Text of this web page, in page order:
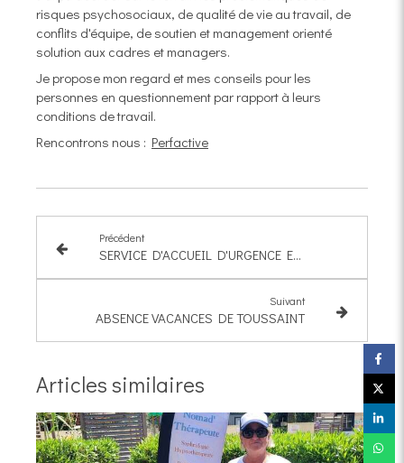
risques psychosociaux, de qualité de vie au travail, de
conflits d'équipe, de soutien et management orienté
solution aux cadres et managers.
Je propose mon regard et mes conseils pour les
personnes en questionnement par rapport à leurs
conditions de travail.
Rencontrons nous : Perfactive
Précédent
SERVICE D'ACCUEIL D'URGENCE ENFANTS & ADOS
Suivant
ABSENCE VACANCES DE TOUSSAINT
Articles similaires